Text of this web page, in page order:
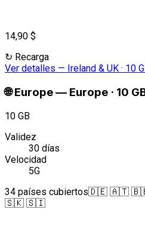
14,90 $
↻ Recarga
Ver detalles — Ireland & UK · 10
🌐 Europe— Europe · 10
10 GB
Validez
30 días
Velocidad
5G
34 países cubiertos🇩🇪 🇦🇹
🇸🇰 🇸🇮